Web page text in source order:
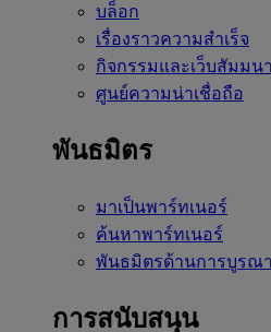
บล็อก
เรื่องราวความสำเร็จ
กิจกรรมและเว็บสัมมนา
ศูนย์ความน่าเชื่อถือ
พันธมิตร
มาเป็นพาร์ทเนอร์
ค้นหาพาร์ทเนอร์
พันธมิตรด้านการบูรณ
การสนับสนุน